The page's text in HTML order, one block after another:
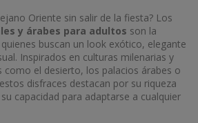
Oriente sin salir de la fiesta? Los
y árabes para adultos son la
buscan un look exótico, elegante
Inspirados en culturas milenarias y
como el desierto, los palacios árabes o
disfraces destacan por su riqueza
capacidad para adaptarse a cualquier